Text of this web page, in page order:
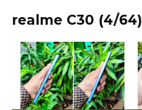
realme C30 (4/64)